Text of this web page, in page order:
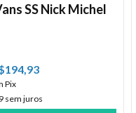
SS Nick Michel
Pix
sem juros